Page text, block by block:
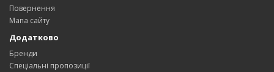
Повернення
Мапа сайту
Додатково
Бренди
Спеціальні пропозиції